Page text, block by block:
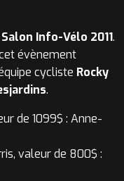
Salon Info-Vélo 2011.
évènement
cycliste Rocky
.
de 1099$ : Anne-
valeur de 800$ :